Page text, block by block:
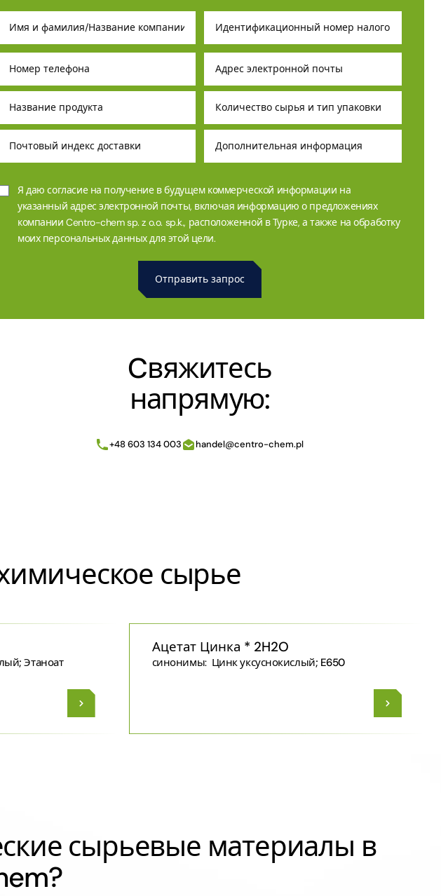
Я даю согласие на получение в будущем коммерческой информации на
указанный адрес электронной почты, включая информацию о предложениях
компании Centro-chem sp. z o.o. sp.k., расположенной в Турке, а также на обработку
моих персональных данных для этой цели.
Cвяжитесь
напрямую:
+48 603 134 003 handel@centro-chem.pl
сырье
Этаноат
Ацетат Цинка * 2H2O
синонимы: Цинк уксуснокислый; E650
сырьевые материалы в